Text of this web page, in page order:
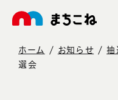
ホーム お知らせ 抽
選会